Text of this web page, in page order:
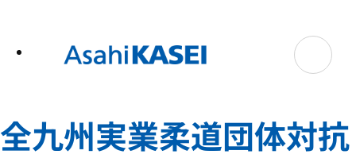
全九州実業柔道団体対抗